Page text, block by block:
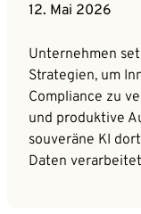
12. Mai 2026
Unternehmen
Strategien, um
Compliance zu
und produktive
souveräne KI
Daten